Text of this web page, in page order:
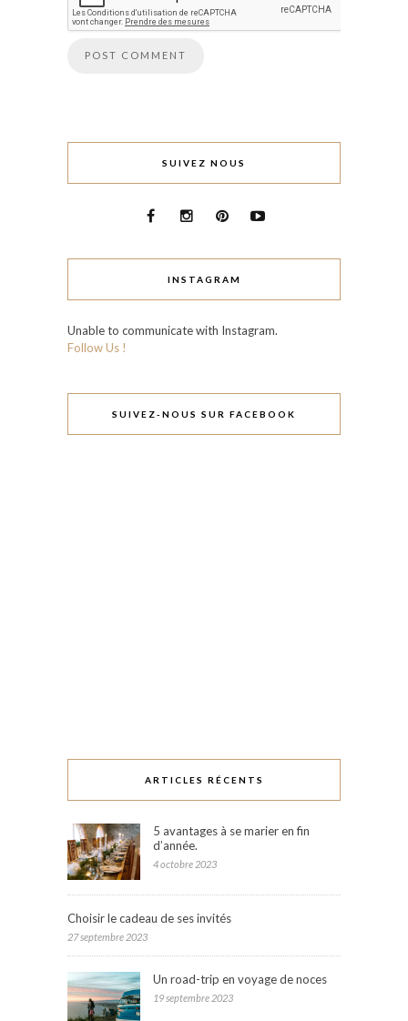
SUIVEZ NOUS
INSTAGRAM
Unable to communicate with Instagram.
Follow Us !
SUIVEZ-NOUS SUR FACEBOOK
ARTICLES RÉCENTS
5 avantages à se marier en fin
d’année.
4 octobre 2023
Choisir le cadeau de ses invités
27 septembre 2023
Un road-trip en voyage de noces
19 septembre 2023